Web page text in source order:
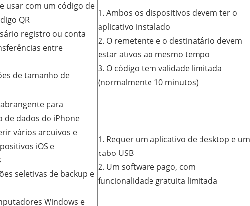
usar com um código de
QR
registro ou conta
entre
de tamanho de
1. Ambos os dispositivos devem ter o
aplicativo instalado
2. O remetente e o destinatário devem
estar ativos ao mesmo tempo
3. O código tem validade limitada
(normalmente 10 minutos)
para
de dados do iPhone
vários arquivos e
iOS e
seletivas de backup e
Windows e
1. Requer um aplicativo de desktop e um
cabo USB
2. Um software pago, com
funcionalidade gratuita limitada